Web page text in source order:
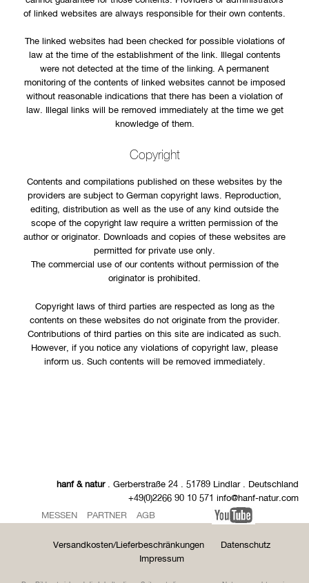
of linked websites are always responsible for their own contents.
The linked websites had been checked for possible violations of
law at the time of the establishment of the link. Illegal contents
were not detected at the time of the linking. A permanent
monitoring of the contents of linked websites cannot be imposed
without reasonable indications that there has been a violation of
law. Illegal links will be removed immediately at the time we get
knowledge of them.
Copyright
Contents and compilations published on these websites by the
providers are subject to German copyright laws. Reproduction,
editing, distribution as well as the use of any kind outside the
scope of the copyright law require a written permission of the
author or originator. Downloads and copies of these websites are
permitted for private use only.
The commercial use of our contents without permission of the
originator is prohibited.
Copyright laws of third parties are respected as long as the
contents on these websites do not originate from the provider.
Contributions of third parties on this site are indicated as such.
However, if you notice any violations of copyright law, please
inform us. Such contents will be removed immediately.
hanf & natur. Gerberstraße 24 . 51789 Lindlar . Deutschland
+49(0)2266 90 10 571 info@hanf-natur.com
MESSEN
PARTNER AGB
Versandkosten/Lieferbeschränkungen
Datenschutz
Impressum